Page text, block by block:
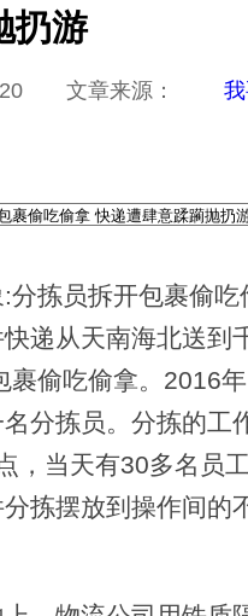
扔游
20 文章来源：
拣员拆开包裹偷吃
递从天南海北送到
裹偷吃偷拿。2016
分拣员。分拣的工
，当天有30多名员
拣摆放到操作间的